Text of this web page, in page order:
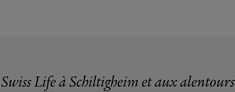
Swiss Life à Schiltigheim et aux alentours